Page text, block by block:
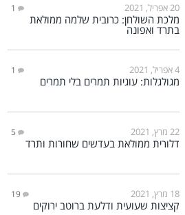
20 אפריל, 2021 1
מלכת השולחן: כרובית שלמה ממולאת
בתרד ואפונה
4 אפריל, 2021 1
מגולגלות: עוגיות תמרים בלי תמרים
22 מרץ, 2021 5
דלורית ממולאת בעדשים שחורות ותרד
18 מרץ, 2021 19
קציצות שעועית ודלעת ברוטב ירוקים